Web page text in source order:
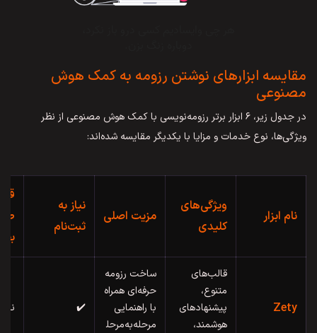
مقایسه ابزارهای نوشتن رزومه به کمک هوش
مصنوعی
در جدول زیر، ۶ ابزار برتر رزومه‌نویسی با کمک هوش مصنوعی از نظر
ویژگی‌ها، نوع خدمات و مزایا با یکدیگر مقایسه شده‌اند:
نام ابزار
ویژگی‌های
کلیدی
مزیت اصلی
نیاز به
ثبت‌نام
Zety
قالب‌های
متنوع،
پیشنهادهای
هوشمند،
ساخت رزومه
حرفه‌ای همراه
با راهنمایی
مرحله‌به‌مرحل
✔️